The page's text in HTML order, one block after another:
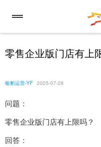
零售企业版门店有上
银豹运营-YF 2025-07-28
问题：
零售企业版门店有上限吗？
回答：